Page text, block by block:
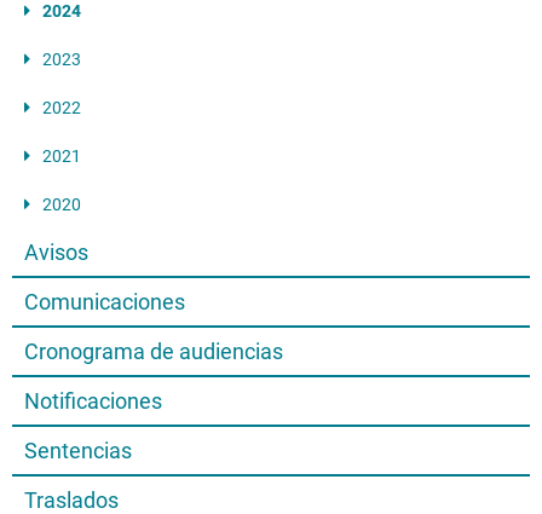
2024
2023
2022
2021
2020
Avisos
Comunicaciones
Cronograma de audiencias
Notificaciones
Sentencias
Traslados